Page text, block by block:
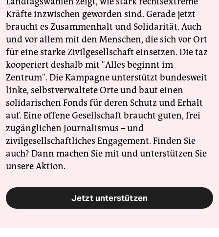
Kräfte inzwischen geworden sind. Gerade jetzt
braucht es Zusammenhalt und Solidarität. Auch
und vor allem mit den Menschen, die sich vor Ort
für eine starke Zivilgesellschaft einsetzen. Die taz
kooperiert deshalb mit "Alles beginnt im
Zentrum". Die Kampagne unterstützt bundesweit
linke, selbstverwaltete Orte und baut einen
solidarischen Fonds für deren Schutz und Erhalt
auf. Eine offene Gesellschaft braucht guten, frei
zugänglichen Journalismus – und
zivilgesellschaftliches Engagement. Finden Sie
auch? Dann machen Sie mit und unterstützen Sie
unsere Aktion.
Jetzt unterstützen